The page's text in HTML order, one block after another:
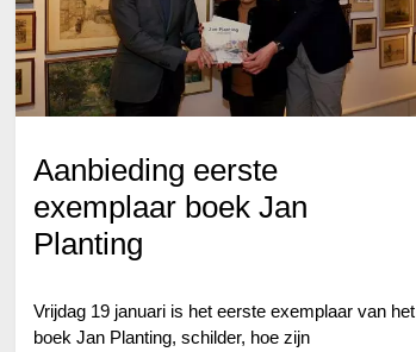
Aanbieding eerste
exemplaar boek Jan
Planting
Vrijdag 19 januari is het eerste exemplaar van het
boek Jan Planting, schilder, hoe zijn